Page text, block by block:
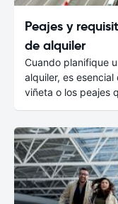
Peajes y
de alquiler
Cuando planifique
alquiler, es
viñeta o los peajes